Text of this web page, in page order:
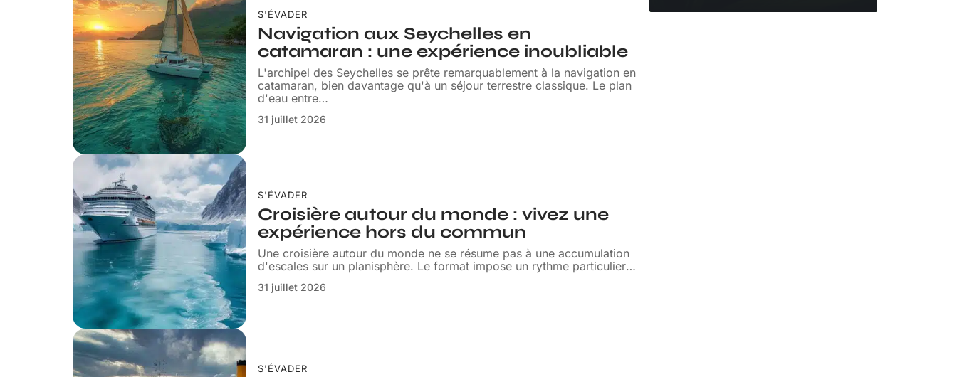
S'ÉVADER
Navigation aux Seychelles en
catamaran : une expérience inoubliable
L'archipel des Seychelles se prête remarquablement à la navigation en
catamaran, bien davantage qu'à un séjour terrestre classique. Le plan
d'eau entre…
31 juillet 2026
S'ÉVADER
Croisière autour du monde : vivez une
expérience hors du commun
Une croisière autour du monde ne se résume pas à une accumulation
d'escales sur un planisphère. Le format impose un rythme particulier…
31 juillet 2026
S'ÉVADER